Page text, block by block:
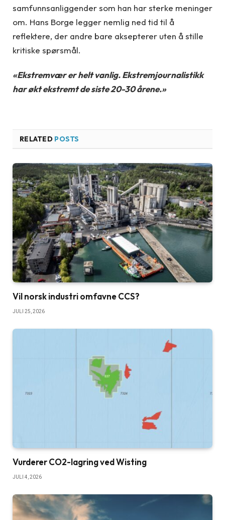
samfunnsanliggender som han har sterke meninger
om. Hans Borge legger nemlig ned tid til å
reflektere, der andre bare aksepterer uten å stille
kritiske spørsmål.
«Ekstremvær er helt vanlig. Ekstremjournalistikk
har økt ekstremt de siste 20-30 årene.»
RELATED POSTS
Vil norsk industri omfavne CCS?
JULI 25, 2026
Vurderer CO2-lagring ved Wisting
JULI 4, 2026